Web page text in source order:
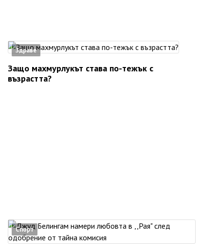
Здраве
Защо махмурлукът става по-тежък с
възрастта?
Спорт